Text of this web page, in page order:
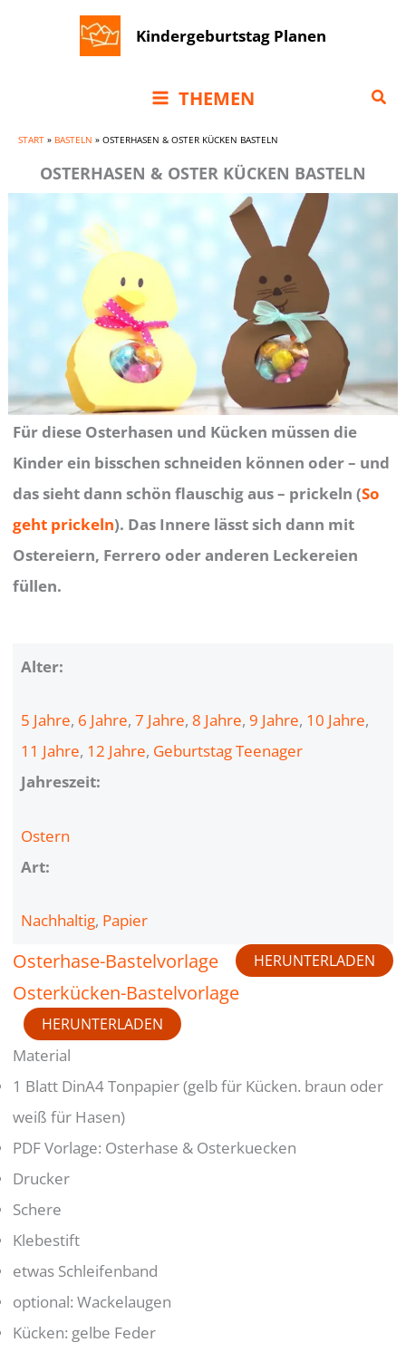
Kindergeburtstag Planen
THEMEN
START » BASTELN » OSTERHASEN & OSTER KÜCKEN BASTELN
OSTERHASEN & OSTER KÜCKEN BASTELN
Für diese Osterhasen und Kücken müssen die
Kinder ein bisschen schneiden können oder – und
das sieht dann schön flauschig aus – prickeln (So
geht prickeln). Das Innere lässt sich dann mit
Ostereiern, Ferrero oder anderen Leckereien
füllen.
Alter:
5 Jahre, 6 Jahre, 7 Jahre, 8 Jahre, 9 Jahre, 10 Jahre
11 Jahre, 12 Jahre, Geburtstag Teenager
Jahreszeit:
Ostern
Art:
Nachhaltig, Papier
Osterhase-Bastelvorlage HERUNTERLADEN
Osterkücken-Bastelvorlage
HERUNTERLADEN
Material
1 Blatt DinA4 Tonpapier (gelb für Kücken. braun oder
weiß für Hasen)
PDF Vorlage: Osterhase & Osterkuecken
Drucker
Schere
Klebestift
etwas Schleifenband
optional: Wackelaugen
Kücken: gelbe Feder